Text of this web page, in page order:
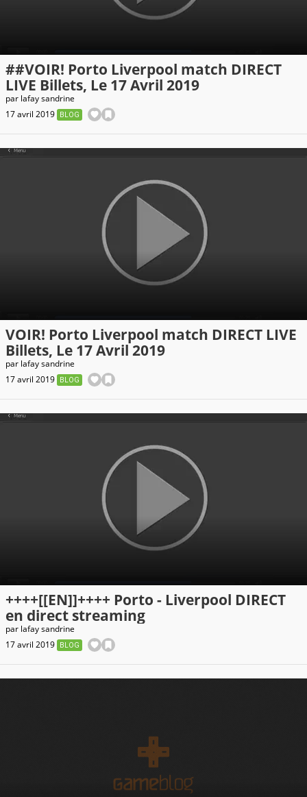
##VOIR! Porto Liverpool match DIRECT
LIVE Billets, Le 17 Avril 2019
par lafay sandrine
17 avril 2019
BLOG
VOIR! Porto Liverpool match DIRECT LIVE
Billets, Le 17 Avril 2019
par lafay sandrine
17 avril 2019
BLOG
++++[[EN]]++++ Porto - Liverpool DIRECT
en direct streaming
par lafay sandrine
17 avril 2019
BLOG
srcset="https://imgr.gameblog.fr/images/blogs/252820/241299.png?